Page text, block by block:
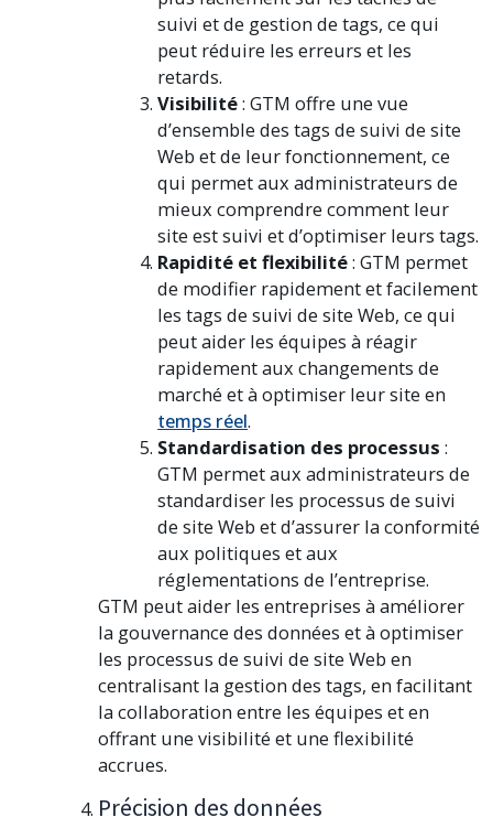
suivi et de gestion de tags, ce qui
peut réduire les erreurs et les
retards.
Visibilité: GTM offre une vue
d’ensemble des tags de suivi de site
Web et de leur fonctionnement, ce
qui permet aux administrateurs de
mieux comprendre comment leur
site est suivi et d’optimiser leurs tags.
Rapidité et flexibilité: GTM permet
de modifier rapidement et facilement
les tags de suivi de site Web, ce qui
peut aider les équipes à réagir
rapidement aux changements de
marché et à optimiser leur site en
temps réel.
Standardisation des processus :
GTM permet aux administrateurs de
standardiser les processus de suivi
de site Web et d’assurer la conformité
aux politiques et aux
réglementations de l’entreprise.
GTM peut aider les entreprises à améliorer
la gouvernance des données et à optimiser
les processus de suivi de site Web en
centralisant la gestion des tags, en facilitant
la collaboration entre les équipes et en
offrant une visibilité et une flexibilité
accrues.
Précision des données